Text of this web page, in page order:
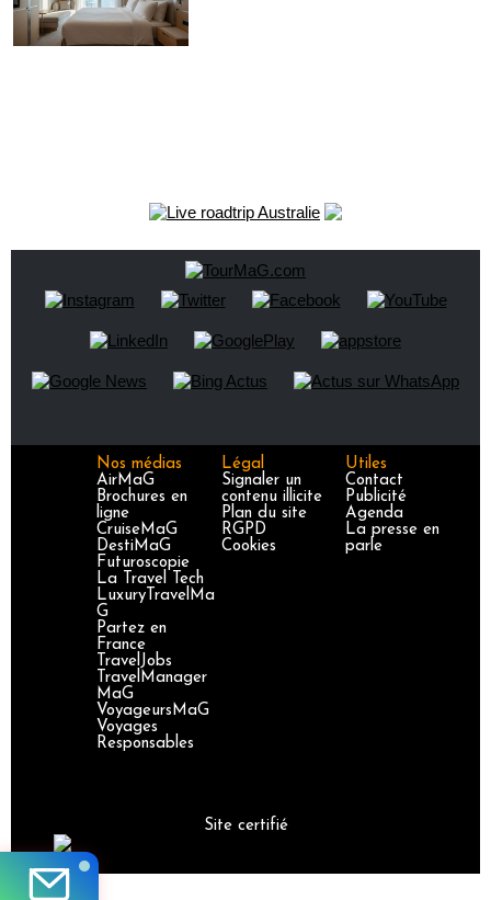
Nos médias
AirMaG
Brochures en
ligne
CruiseMaG
DestiMaG
Futuroscopie
La Travel Tech
LuxuryTravelMa
G
Partez en
France
TravelJobs
TravelManager
MaG
VoyageursMaG
Voyages
Responsables
Légal
Signaler un
contenu illicite
Plan du site
RGPD
Cookies
Utiles
Contact
Publicité
Agenda
La presse en
parle
Site certifié